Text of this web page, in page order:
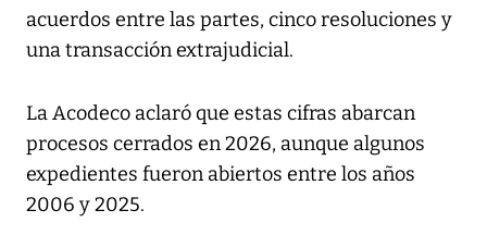
acuerdos entre las partes, cinco resoluciones y
una transacción extrajudicial.
La Acodeco aclaró que estas cifras abarcan
procesos cerrados en 2026, aunque algunos
expedientes fueron abiertos entre los años
2006 y 2025.